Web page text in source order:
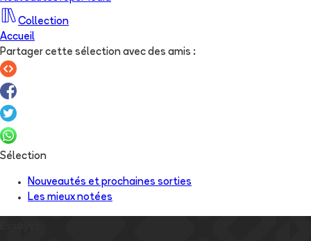
Collection
Accueil
Partager cette sélection avec des amis :
Sélection
Nouveautés et prochaines sorties
Les mieux notées